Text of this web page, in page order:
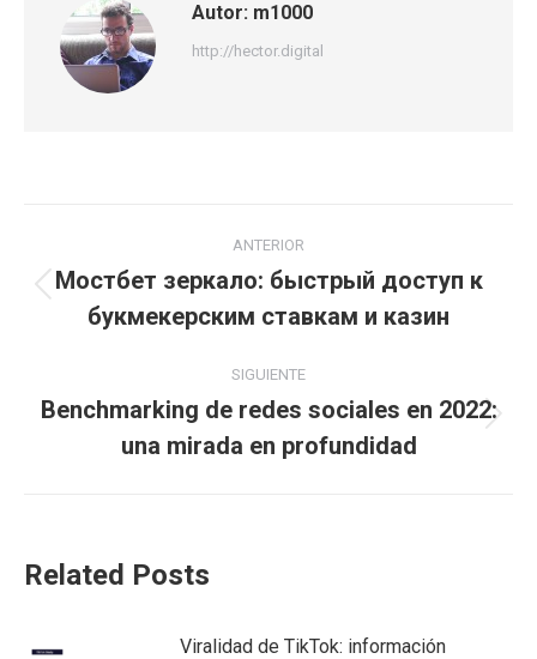
Autor: m1000
http://hector.digital
Navegación
entre
publicaciones
ANTERIOR
Publicación
anterior:
Мостбет зеркало: быстрый доступ к
букмекерским ставкам и казин
SIGUIENTE
siguiente:
Benchmarking de redes sociales en 2022:
una mirada en profundidad
Related Posts
Viralidad de TikTok: información